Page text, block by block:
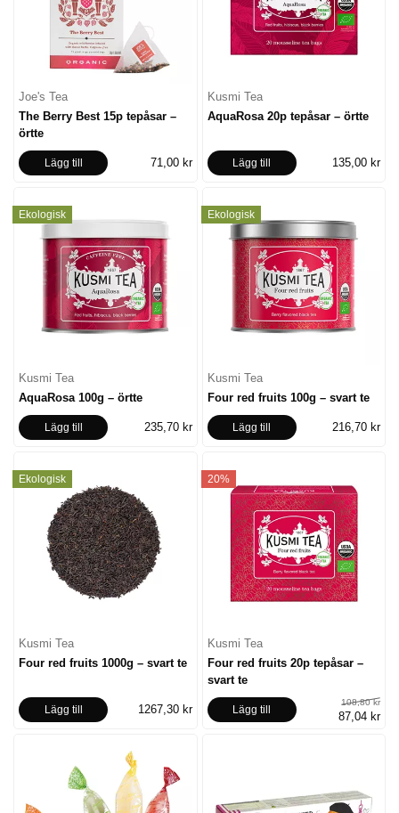
Joe's Tea
The Berry Best 15p tepåsar –
örtte
Lägg till 71,00 kr
Kusmi Tea
AquaRosa 20p tepåsar – örtte
Lägg till 135,00 kr
Ekologisk
Kusmi Tea
AquaRosa 100g – örtte
Lägg till 235,70 kr
Ekologisk
Kusmi Tea
Four red fruits 100g – svart te
Lägg till 216,70 kr
Ekologisk
Kusmi Tea
Four red fruits 1000g – svart te
Lägg till 1267,30 kr
20%
Kusmi Tea
Four red fruits 20p tepåsar –
svart te
Lägg till
108,80 kr
87,04 kr